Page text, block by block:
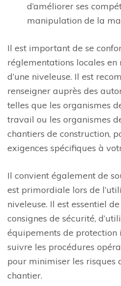
d’améliorer ses
manipulation de la
Il est important de se
réglementations locales
d’une niveleuse. Il est
renseigner auprès des
telles que les organismes
travail ou les organismes
chantiers de construction,
exigences spécifiques à
Il convient également de
est primordiale lors de
niveleuse. Il est essentiel
consignes de sécurité,
équipements de
suivre les procédures
pour minimiser les risques
chantier.